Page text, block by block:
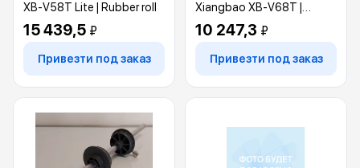
XB-V58T Lite | Rubber roll
15 439,5 ₽
Привезти под заказ
Xiangbao XB-V68T |
Heating tube
10 247,3 ₽
Привезти под заказ